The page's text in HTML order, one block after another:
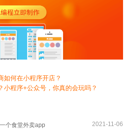
如何在小程序开店？
小程序+公众号，你真的会玩吗？
个食堂外卖app 2021-11-06